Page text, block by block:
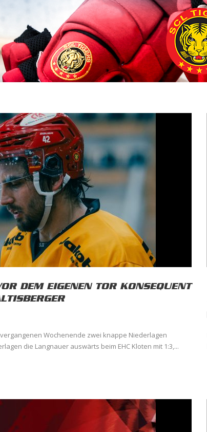
DEM EIGENEN TOR KONSEQUENT
vergangenen Wochenende zwei knappe Niederlagen
die Langnauer auswärts beim EHC Kloten mit 1:3,...